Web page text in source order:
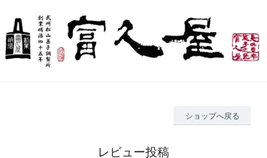
ショップへ戻る
レビュー投稿